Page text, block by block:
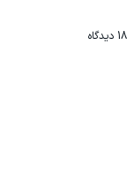
18 دیدگاه